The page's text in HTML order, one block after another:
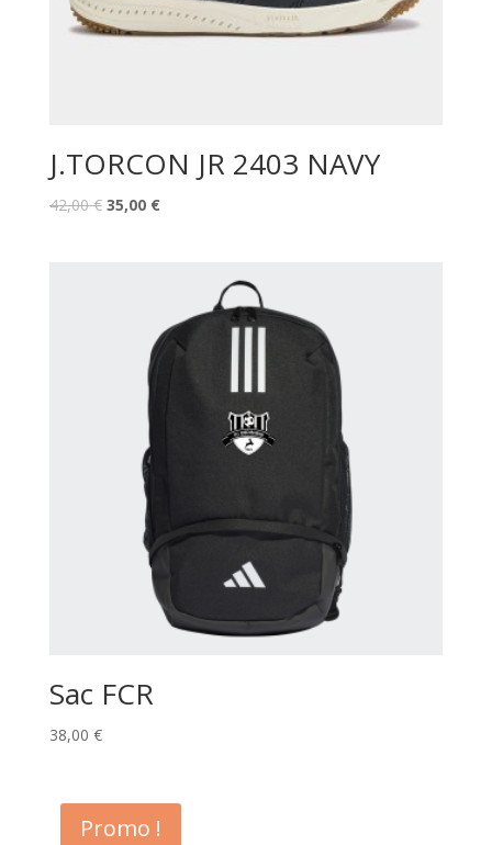
J.TORCON JR 2403 NAVY
42,00€ 35,00 €
Sac FCR
38,00 €
Promo !